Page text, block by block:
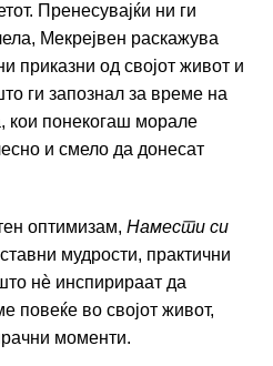
Пренесувајќи ни ги
Мекрејвен раскажува
приказни од својот живот и
ги запознал за време на
кои понекогаш морале
и смело да донесат
оптимизам, Намести си
мудрости, практични
нѐ инспирираат да
повеќе во својот живот,
моменти.